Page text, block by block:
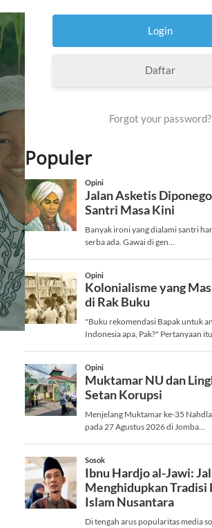
Daftar
Forgot your password?
Populer